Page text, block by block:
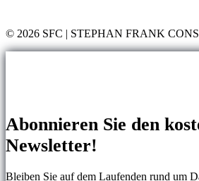
© 2026 SFC | STEPHAN FRANK
Abonnieren Sie den
Newsletter!
Bleiben Sie auf dem Laufenden rund um